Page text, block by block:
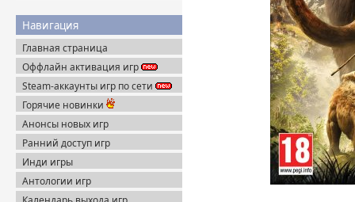
Навигация
Главная страница
Оффлайн активация игр
Steam-аккаунты игр по сети
Горячие новинки
Анонсы новых игр
Ранний доступ игр
Инди игры
Антологии игр